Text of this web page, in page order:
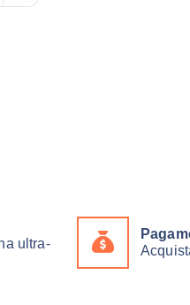
ultra-